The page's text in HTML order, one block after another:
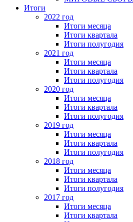
Итоги
2022 год
Итоги месяца
Итоги квартала
Итоги полугодия
2021 год
Итоги месяца
Итоги квартала
Итоги полугодия
2020 год
Итоги месяца
Итоги квартала
Итоги полугодия
2019 год
Итоги месяца
Итоги квартала
Итоги полугодия
2018 год
Итоги месяца
Итоги квартала
Итоги полугодия
2017 год
Итоги месяца
Итоги квартала